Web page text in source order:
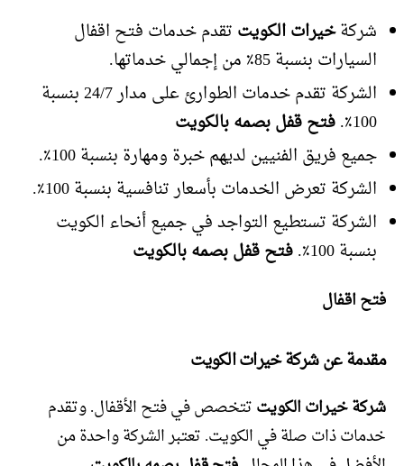
شركةخيرات الكويت تقدم خدمات فتح اقفال
السيارات بنسبة 85٪ من إجمالي خدماتها.
الشركة تقدم خدمات الطوارئ على مدار 24/7 بنسبة
100٪. فتح قفل بصمه بالكويت
جميع فريق الفنيين لديهم خبرة ومهارة بنسبة 100٪.
الشركة تعرض الخدمات بأسعار تنافسية بنسبة 100٪.
الشركة تستطيع التواجد في جميع أنحاء الكويت
بنسبة 100٪.
فتح قفل بصمه بالكويت
فتح اقفال
مقدمة عن شركة خيرات الكويت
شركة خيرات الكويتتتخصص في فتح الأقفال. وتقدم
خدمات ذات صلة في الكويت. تعتبر الشركة واحدة من